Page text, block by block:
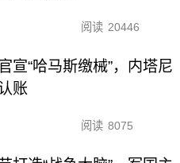
阅读 20446
宣“哈马斯缴械”，内塔尼
账
阅读 8075